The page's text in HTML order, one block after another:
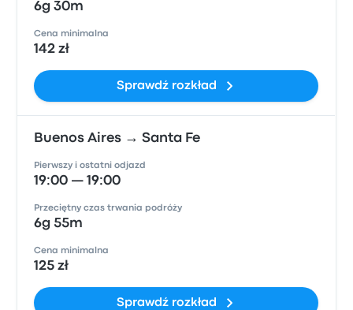
6g 30m
Cena minimalna
142 zł
Sprawdź rozkład
Buenos Aires → Santa Fe
Pierwszy i ostatni odjazd
19:00 — 19:00
Przeciętny czas trwania podróży
6g 55m
Cena minimalna
125 zł
Sprawdź rozkład